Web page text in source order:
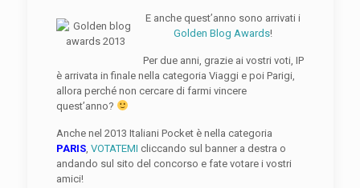
E anche quest’anno sono arrivati i
Golden Blog Awards!
Per due anni, grazie ai vostri voti, IP
è arrivata in finale nella categoria Viaggi e poi Parigi,
allora perché non cercare di farmi vincere
quest’anno?
Anche nel 2013 Italiani Pocket è nella categoria
PARIS, VOTATEMI cliccando sul banner a destra o
andando sul sito del concorso e fate votare i vostri
amici!